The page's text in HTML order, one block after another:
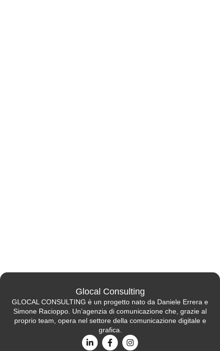
Glocal Consulting
GLOCAL CONSULTING è un progetto nato da Daniele Errera e
Simone Racioppo. Un’agenzia di comunicazione che, grazie al
proprio team, opera nel settore della comunicazione digitale e
grafica.